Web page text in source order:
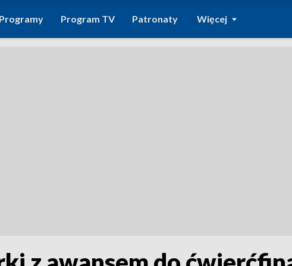
Programy Program TV Patronaty Więcej